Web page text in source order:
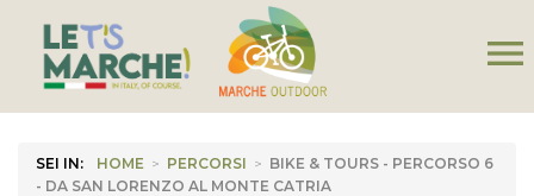
menu
SEI IN: HOME > PERCORSI > BIKE & TOURS - PERCORSO 6
- DA SAN LORENZO AL MONTE CATRIA